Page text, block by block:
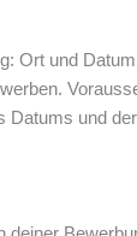
Ort und
Datums und